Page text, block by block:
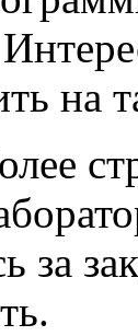
на
за